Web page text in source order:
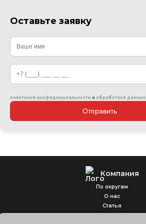
Оставьте заявку
политикой конфиденциальности и обработкой данных
Отправить
Компания
По округам
О нас
Статья